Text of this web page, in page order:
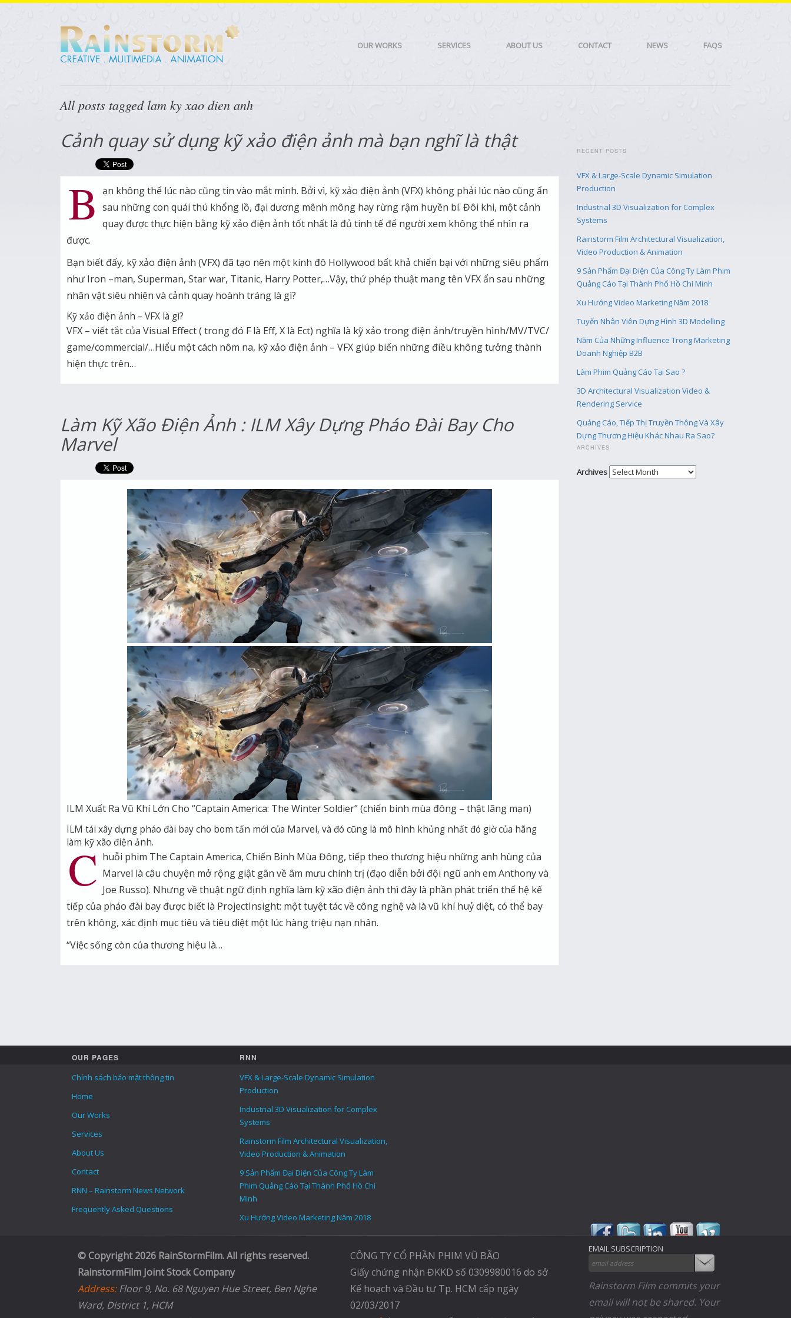
OUR WORKS SERVICES ABOUT US CONTACT NEWS FAQS
All posts tagged lam ky xao dien anh
Cảnh quay sử dụng kỹ xảo điện ảnh mà bạn nghĩ là thật
B ạn không thể lúc nào cũng tin vào mắt mình. Bởi vì, kỹ xảo điện ảnh (VFX) không phải lúc nào cũng ẩn
sau những con quái thú khổng lồ, đại dương mênh mông hay rừng rậm huyền bí. Đôi khi, một cảnh
quay được thực hiện bằng kỹ xảo điện ảnh tốt nhất là đủ tinh tế để người xem không thể nhìn ra
được.
Bạn biết đấy, kỹ xảo điện ảnh (VFX) đã tạo nên một kinh đô Hollywood bất khả chiến bại với những siêu phẩm
như Iron –man, Superman, Star war, Titanic, Harry Potter,…Vậy, thứ phép thuật mang tên VFX ẩn sau những
nhân vật siêu nhiên và cảnh quay hoành tráng là gì?
Kỹ xảo điện ảnh – VFX là gì?
VFX – viết tắt của Visual Effect ( trong đó F là Eff, X là Ect) nghĩa là kỹ xảo trong điện ảnh/truyền hình/MV/TVC/
game/commercial/…Hiểu một cách nôm na, kỹ xảo điện ảnh – VFX giúp biến những điều không tưởng thành
hiện thực trên…
Làm Kỹ Xão Điện Ảnh : ILM Xây Dựng Pháo Đài Bay Cho
Marvel
ILM Xuất Ra Vũ Khí Lớn Cho “Captain America: The Winter Soldier” (chiến binh mùa đông – thật lãng mạn)
ILM tái xây dựng pháo đài bay cho bom tấn mới của Marvel, và đó cũng là mô hình khủng nhất đó giờ của hãng
làm kỹ xão điện ảnh.
C huỗi phim The Captain America, Chiến Binh Mùa Đông, tiếp theo thương hiệu những anh hùng của
Marvel là câu chuyện mở rộng giật gân về âm mưu chính trị (đạo diễn bởi đội ngũ anh em Anthony và
Joe Russo). Nhưng về thuật ngữ định nghĩa làm kỹ xão điện ảnh thì đây là phần phát triển thế hệ kế
tiếp của pháo đài bay được biết là ProjectInsight: một tuyệt tác về công nghệ và là vũ khí huỷ diệt, có thể bay
trên không, xác định mục tiêu và tiêu diệt một lúc hàng triệu nạn nhân.
“Việc sống còn của thương hiệu là…
RECENT POSTS
VFX & Large-Scale Dynamic Simulation
Production
Industrial 3D Visualization for Complex
Systems
Rainstorm Film Architectural Visualization,
Video Production & Animation
9 Sản Phẩm Đại Diện Của Công Ty Làm Phim
Quảng Cáo Tại Thành Phố Hồ Chí Minh
Xu Hướng Video Marketing Năm 2018
Tuyển Nhân Viên Dựng Hình 3D Modelling
Năm Của Những Influence Trong Marketing
Doanh Nghiệp B2B
Làm Phim Quảng Cáo Tại Sao ?
3D Architectural Visualization Video &
Rendering Service
Quảng Cáo, Tiếp Thị Truyền Thông Và Xây
Dựng Thương Hiệu Khác Nhau Ra Sao?
ARCHIVES
Archives
OUR PAGES
Chính sách bảo mật thông tin
Home
Our Works
Services
About Us
Contact
RNN – Rainstorm News Network
Frequently Asked Questions
RNN
VFX & Large-Scale Dynamic Simulation
Production
Industrial 3D Visualization for Complex
Systems
Rainstorm Film Architectural Visualization,
Video Production & Animation
9 Sản Phẩm Đại Diện Của Công Ty Làm
Phim Quảng Cáo Tại Thành Phố Hồ Chí
Minh
Xu Hướng Video Marketing Năm 2018
EMAIL SUBSCRIPTION
Rainstorm Film commits your
email will not be shared. Your
© Copyright 2026 RainStormFilm. All rights reserved.
RainstormFilm Joint Stock Company
Address:Floor 9, No. 68 Nguyen Hue Street, Ben Nghe
Ward, District 1, HCM
CÔNG TY CỔ PHẦN PHIM VŨ BÃO
Giấy chứng nhận ĐKKD số 0309980016 do sở
Kế hoạch và Đầu tư Tp. HCM cấp ngày
02/03/2017